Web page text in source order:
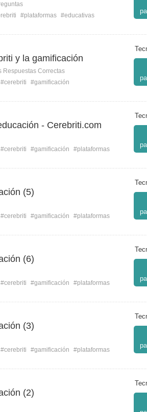
#plataformas #educativas
y la gamificación
Respuestas Correctas
#cerebriti #gamificación
- Cerebriti.com
#cerebriti #gamificación #plataformas
(5)
#cerebriti #gamificación #plataformas
(6)
#cerebriti #gamificación #plataformas
(3)
#cerebriti #gamificación #plataformas
(2)